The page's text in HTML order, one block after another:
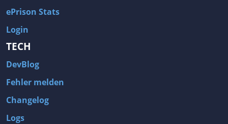
ePrison Stats
Login
TECH
DevBlog
Fehler melden
Changelog
Logs